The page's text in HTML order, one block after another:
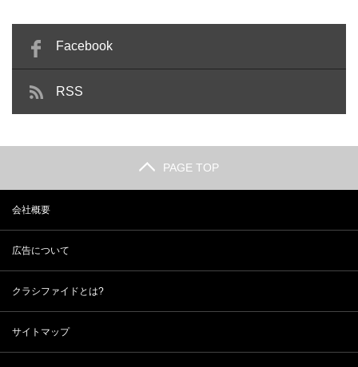
Facebook
RSS
PAGE TOP
会社概要
広告について
クラシファイドとは?
サイトマップ